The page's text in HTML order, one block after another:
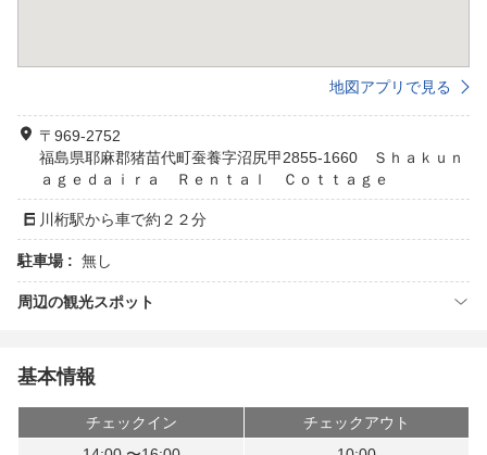
地図アプリで見る
〒969-2752
福島県耶麻郡猪苗代町蚕養字沼尻甲2855-1660 Ｓｈａｋｕｎ
ａｇｅｄａｉｒａ Ｒｅｎｔａｌ Ｃｏｔｔａｇｅ
川桁駅から車で約２２分
駐車場 : 無し
周辺の観光スポット
基本情報
チェックイン
チェックアウト